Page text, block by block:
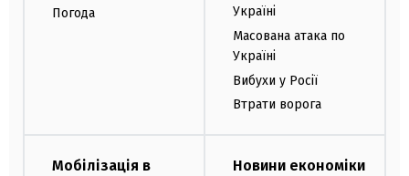
Погода
Україні
Масована атака по
Україні
Вибухи у Росії
Втрати ворога
Мобілізація в
Новини економіки